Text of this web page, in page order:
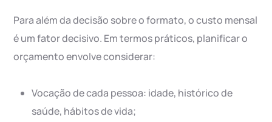
Para além da decisão sobre o formato, o custo mensal
é um fator decisivo. Em termos práticos, planificar o
orçamento envolve considerar:
Vocação de cada pessoa: idade, histórico de
saúde, hábitos de vida;